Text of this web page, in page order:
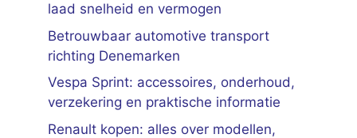
laad snelheid en vermogen
Betrouwbaar automotive transport
richting Denemarken
Vespa Sprint: accessoires, onderhoud,
verzekering en praktische informatie
Renault kopen: alles over modellen,